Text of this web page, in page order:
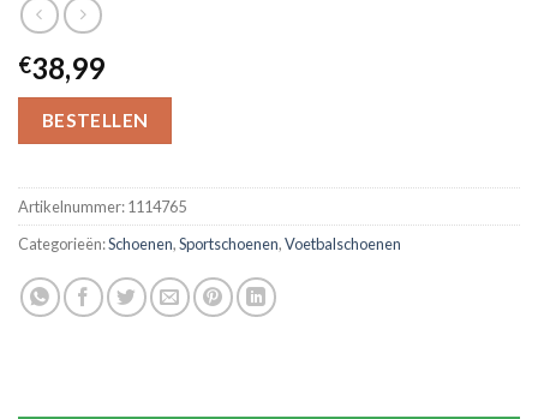
€38,99
BESTELLEN
Artikelnummer:1114765
Categorieën:Schoenen,Sportschoenen,Voetbalschoenen